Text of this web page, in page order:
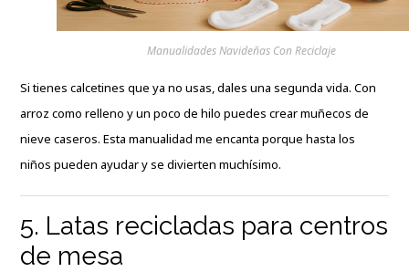
Manualidades Navideñas Con Reciclaje
Si tienes calcetines que ya no usas, dales una segunda vida. Con
arroz como relleno y un poco de hilo puedes crear muñecos de
nieve caseros. Esta manualidad me encanta porque hasta los
niños pueden ayudar y se divierten muchísimo.
5. Latas recicladas para centros
de mesa